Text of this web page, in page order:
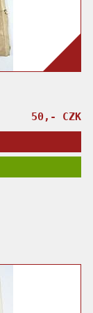
50,- CZK